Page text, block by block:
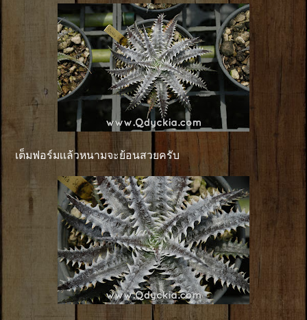
เต็มฟอร์มเเล้วหนามจะย้อนสวยครับ